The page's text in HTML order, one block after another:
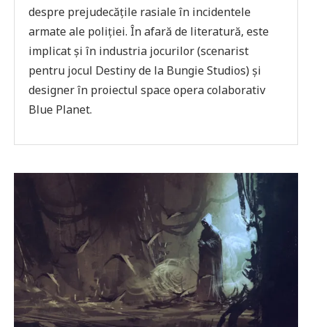
despre prejudecățile rasiale în incidentele
armate ale poliției. În afară de literatură, este
implicat și în industria jocurilor (scenarist
pentru jocul Destiny de la Bungie Studios) și
designer în proiectul space opera colaborativ
Blue Planet.